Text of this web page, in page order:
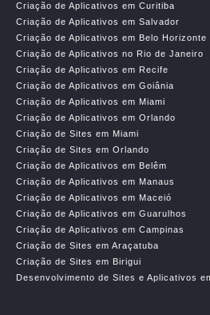
Criação de Aplicativos em Curitiba
Criação de Aplicativos em Salvador
Criação de Aplicativos em Belo Horizonte
Criação de Aplicativos no Rio de Janeiro
Criação de Aplicativos em Recife
Criação de Aplicativos em Goiânia
Criação de Aplicativos em Miami
Criação de Aplicativos em Orlando
Criação de Sites em Miami
Criação de Sites em Orlando
Criação de Aplicativos em Belêm
Criação de Aplicativos em Manaus
Criação de Aplicativos em Maceió
Criação de Aplicativos em Guarulhos
Criação de Aplicativos em Campinas
Criação de Sites em Araçatuba
Criação de Sites em Birigui
Desenvolvimento de Sites e Aplicativos